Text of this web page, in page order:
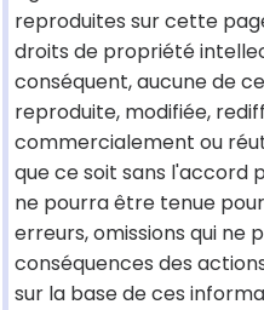
reproduites sur cette
droits de propriété
conséquent, aucune de
reproduite, modifiée,
commercialement ou
que ce soit sans l'accord
ne pourra être tenue
erreurs, omissions qui ne
conséquences des
sur la base de ces